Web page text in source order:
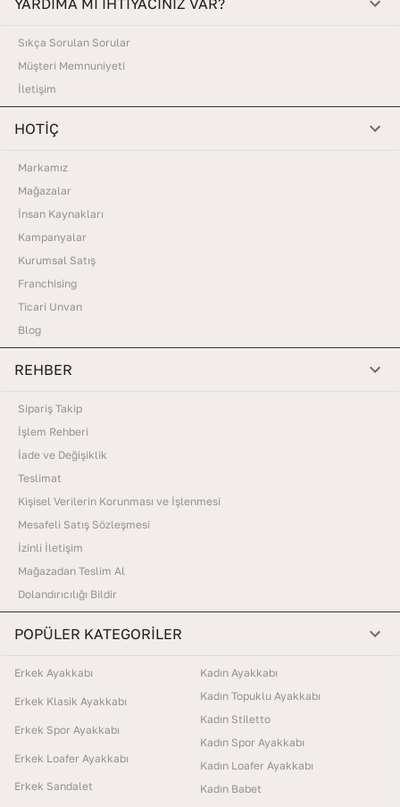
YARDIMA MI İHTİYACINIZ VAR?
Sıkça Sorulan Sorular
Müşteri Memnuniyeti
İletişim
HOTİÇ
Markamız
Mağazalar
İnsan Kaynakları
Kampanyalar
Kurumsal Satış
Franchising
Ticari Unvan
Blog
REHBER
Sipariş Takip
İşlem Rehberi
İade ve Değişiklik
Teslimat
Kişisel Verilerin Korunması ve İşlenmesi
Mesafeli Satış Sözleşmesi
İzinli İletişim
Mağazadan Teslim Al
Dolandırıcılığı Bildir
POPÜLER KATEGORİLER
Erkek Ayakkabı
Erkek Klasik Ayakkabı
Erkek Spor Ayakkabı
Erkek Loafer Ayakkabı
Erkek Sandalet
Kadın Ayakkabı
Kadın Topuklu Ayakkabı
Kadın Stiletto
Kadın Spor Ayakkabı
Kadın Loafer Ayakkabı
Kadın Babet